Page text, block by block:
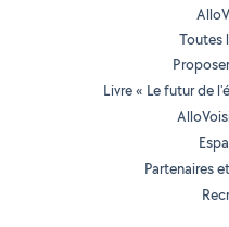
Toutes
Livre « Le futur de
Partenaires